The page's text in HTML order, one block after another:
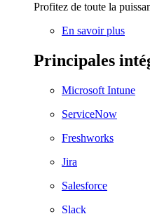
Profitez de toute la
En savoir plus
Principales
Microsoft Intune
ServiceNow
Freshworks
Jira
Salesforce
Slack